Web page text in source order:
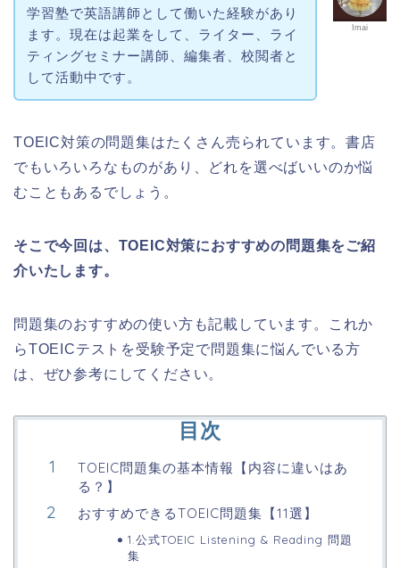
Imai
学習塾で英語講師として働いた経験があり
ます。現在は起業をして、ライター、ライ
ティングセミナー講師、編集者、校閲者と
して活動中です。
TOEIC対策の問題集はたくさん売られています。書店
でもいろいろなものがあり、どれを選べばいいのか悩
むこともあるでしょう。
そこで今回は、TOEIC対策におすすめの問題集をご紹
介いたします。
問題集のおすすめの使い方も記載しています。これか
らTOEICテストを受験予定で問題集に悩んでいる方
は、ぜひ参考にしてください。
目次
TOEIC問題集の基本情報【内容に違いはあ
る？】
おすすめできるTOEIC問題集【11選】
1.公式TOEIC Listening & Reading 問題
集